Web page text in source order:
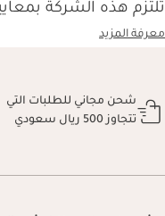
تلتزم هذه الشركة
معرفة المزيد
شحن مجاني للطلبات التي
تتجاوز 500 ريال سعودي